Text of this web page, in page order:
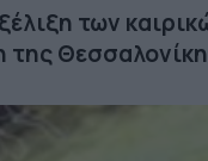
των
της